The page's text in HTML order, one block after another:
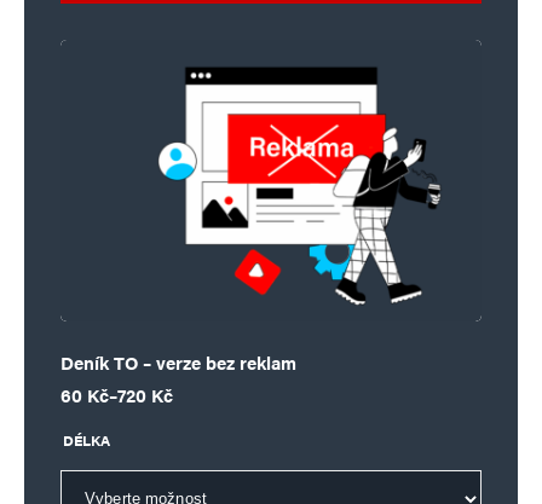
Deník TO – verze bez reklam
60 Kč–720 Kč
Rozpětí cen: 60 Kč až 720 Kč
DÉLKA